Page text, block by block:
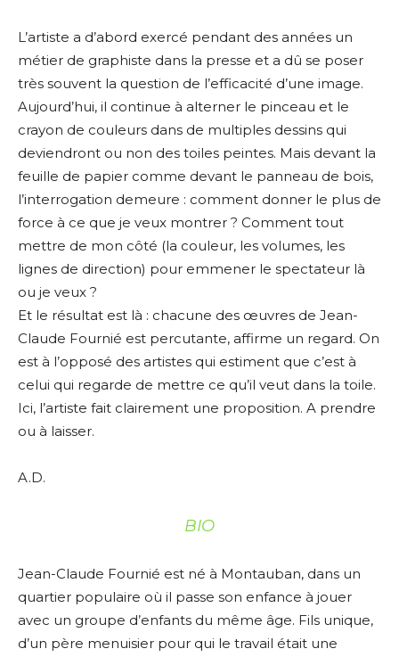
L’artiste a d’abord exercé pendant des années un
métier de graphiste dans la presse et a dû se poser
très souvent la question de l’efficacité d’une image.
Aujourd’hui, il continue à alterner le pinceau et le
crayon de couleurs dans de multiples dessins qui
deviendront ou non des toiles peintes. Mais devant la
feuille de papier comme devant le panneau de bois,
l’interrogation demeure : comment donner le plus de
force à ce que je veux montrer ? Comment tout
mettre de mon côté (la couleur, les volumes, les
lignes de direction) pour emmener le spectateur là
ou je veux ?
Et le résultat est là : chacune des œuvres de Jean-
Claude Fournié est percutante, affirme un regard. On
est à l’opposé des artistes qui estiment que c’est à
celui qui regarde de mettre ce qu’il veut dans la toile.
Ici, l’artiste fait clairement une proposition. A prendre
ou à laisser.
A.D.
BIO
Jean-Claude Fournié est né à Montauban, dans un
quartier populaire où il passe son enfance à jouer
avec un groupe d’enfants du même âge. Fils unique,
d’un père menuisier pour qui le travail était une